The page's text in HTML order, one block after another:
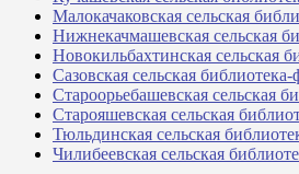
Малокачаковская сельская
Нижнекачмашевская сельская
Новокильбахтинская сельская
Сазовская сельская
Староорьебашевская сельская
Старояшевская сельская
Тюльдинская сельская
Чилибеевская сельская